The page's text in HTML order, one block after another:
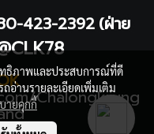
423-2392 (ฝ่าย
Chalongkrung
ทธิภาพและประสบการณ์ที่ดี
อ่านรายละเอียดเพิ่มเติม
ายคุกกี้